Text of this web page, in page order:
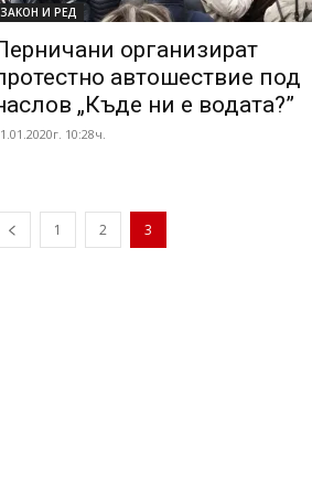
ЗАКОН И РЕД
организират
автошествие под
„Къде ни е водата?”
10:28ч.
1 2 3